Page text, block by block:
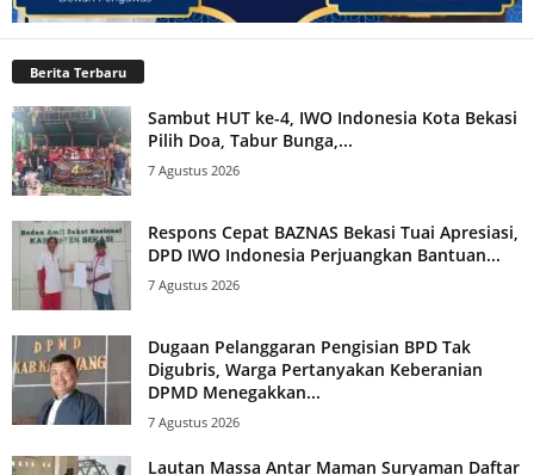
Berita Terbaru
Sambut HUT ke-4, IWO Indonesia Kota Bekasi
Pilih Doa, Tabur Bunga,...
7 Agustus 2026
Respons Cepat BAZNAS Bekasi Tuai Apresiasi,
DPD IWO Indonesia Perjuangkan Bantuan...
7 Agustus 2026
Dugaan Pelanggaran Pengisian BPD Tak
Digubris, Warga Pertanyakan Keberanian
DPMD Menegakkan...
7 Agustus 2026
Lautan Massa Antar Maman Suryaman Daftar